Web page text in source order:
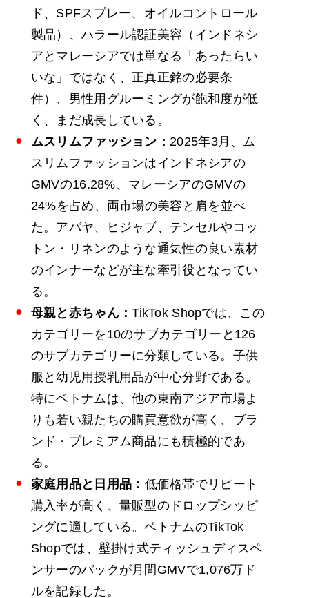
ド、SPFスプレー、オイルコントロール
製品）、ハラール認証美容（インドネシ
アとマレーシアでは単なる「あったらい
いな」ではなく、正真正銘の必要条
件）、男性用グルーミングが飽和度が低
く、まだ成長している。
ムスリムファッション：2025年3月、ム
スリムファッションはインドネシアの
GMVの16.28%、マレーシアのGMVの
24%を占め、両市場の美容と肩を並べ
た。アバヤ、ヒジャブ、テンセルやコッ
トン・リネンのような通気性の良い素材
のインナーなどが主な牽引役となってい
る。
母親と赤ちゃん：TikTok Shopでは、この
カテゴリーを10のサブカテゴリーと126
のサブカテゴリーに分類している。子供
服と幼児用授乳用品が中心分野である。
特にベトナムは、他の東南アジア市場よ
りも若い親たちの購買意欲が高く、ブラ
ンド・プレミアム商品にも積極的であ
る。
家庭用品と日用品： 低価格帯でリピート
購入率が高く、量販型のドロップシッピ
ングに適している。ベトナムのTikTok
Shopでは、壁掛け式ティッシュディスペ
ンサーのパックが月間GMVで1,076万ド
ルを記録した。